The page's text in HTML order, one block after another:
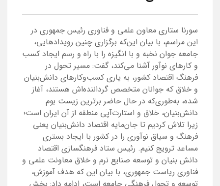
سورنا ستاری معاون علمی و فناوری رئیس جمهوری در
این مراسم، با بیان این‌که برگزاری چنین رویدادهایی،
جامعه جوان نخبه و با انگیزه را با راه و رسم ایجاد کسب
و کارهای نوآور آشنا می‌کند، گفت: مسیر تحول در
فرهنگ اقتصاد کشور، به یاری کسب‌وکارهای دانش‌بنیان
و خلاق که جوانان متخصص گرداننده‌اش هستند، آغاز
شده، به‌طوری‌که در حال حاضر برترین زیست بوم
دانش‌بنیان، خلاق و استارت‌آپی منطقه از آن ایران است؛
زیرا تلاش کردیم تا جان‌مایه اقتصاد دانش‌بنیان یعنی
فرهنگ و سیاق نوآوری را در کشور با ایجاد بستری
مساعد ترویج کنیم. رئیس ستاد فرهنگسازی اقتصاد
دانش بنیان و توسعه صنایع نرم و خلاق معاونت علمی و
فناوری ریاست جمهوری، با بیان این که هدف آموزش،